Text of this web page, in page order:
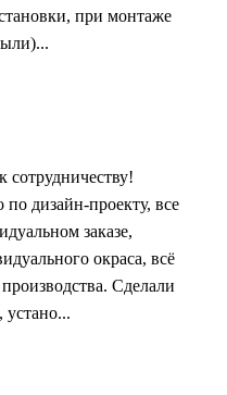
при монтаже
дизайн-проекту, все
заказе,
окраса, всё
Сделали
устано...